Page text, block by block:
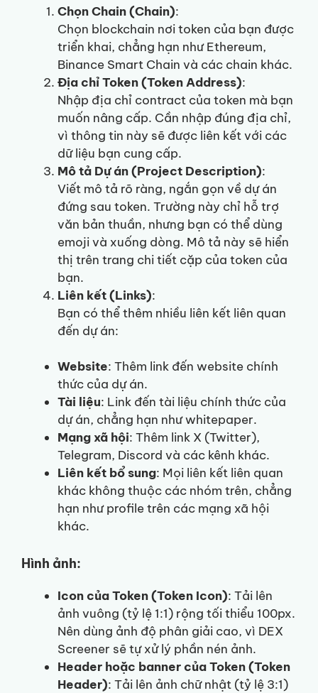
Chọn Chain (Chain):
Chọn blockchain nơi token của bạn được
triển khai, chẳng hạn như Ethereum,
Binance Smart Chain và các chain khác.
Địa chỉ Token (Token Address):
Nhập địa chỉ contract của token mà bạn
muốn nâng cấp. Cần nhập đúng địa chỉ,
vì thông tin này sẽ được liên kết với các
dữ liệu bạn cung cấp.
Mô tả Dự án (Project Description):
Viết mô tả rõ ràng, ngắn gọn về dự án
đứng sau token. Trường này chỉ hỗ trợ
văn bản thuần, nhưng bạn có thể dùng
emoji và xuống dòng. Mô tả này sẽ hiển
thị trên trang chi tiết cặp của token của
bạn.
Liên kết (Links):
Bạn có thể thêm nhiều liên kết liên quan
đến dự án:
Website: Thêm link đến website chính
thức của dự án.
Tài liệu: Link đến tài liệu chính thức của
dự án, chẳng hạn như whitepaper.
Mạng xã hội: Thêm link X (Twitter),
Telegram, Discord và các kênh khác.
Liên kết bổ sung: Mọi liên kết liên quan
khác không thuộc các nhóm trên, chẳng
hạn như profile trên các mạng xã hội
khác.
Hình ảnh:
Icon của Token (Token Icon): Tải lên
ảnh vuông (tỷ lệ 1:1) rộng tối thiểu 100px.
Nên dùng ảnh độ phân giải cao, vì DEX
Screener sẽ tự xử lý phần nén ảnh.
Header hoặc banner của Token (Token
Header): Tải lên ảnh chữ nhật (tỷ lệ 3:1)